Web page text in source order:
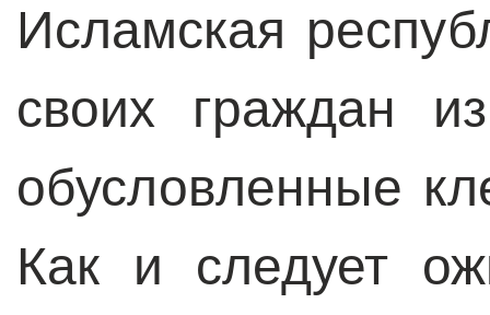
Исламская
своих граждан
обусловленные
Как и следует